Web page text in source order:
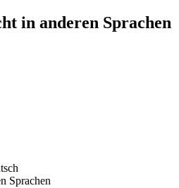
in anderen Sprachen
Sprachen